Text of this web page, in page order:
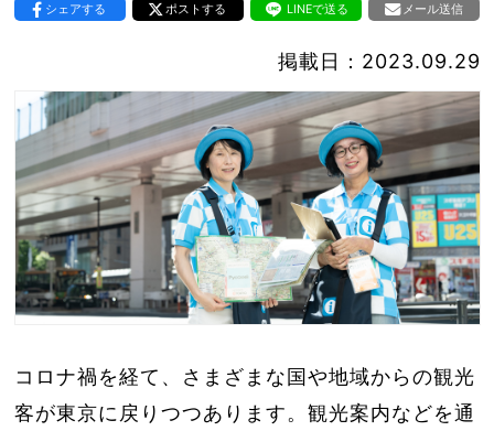
シェアする ポストする LINEで送る メール送信
掲載日：2023.09.29
コロナ禍を経て、さまざまな国や地域からの観光
客が東京に戻りつつあります。観光案内などを通